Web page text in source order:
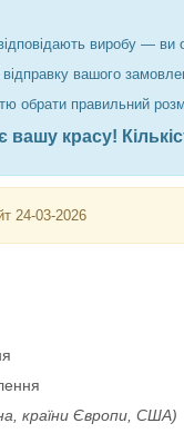
виробу — ви
вашого
обрати правильний
вашу красу!
24-03-2026
країни Європи, США)